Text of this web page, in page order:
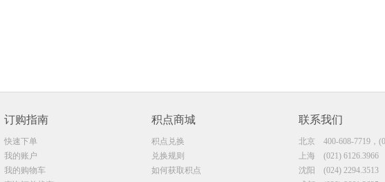
订购指南
快速下单
我的账户
我的购物车
积点商城
积点兑换
兑换规则
如何获取积点
联系我们
北京 400-608-7719，
上海 (021) 6126.3966
沈阳 (024) 2294.3513